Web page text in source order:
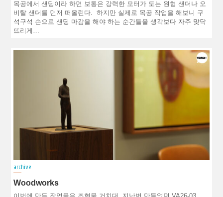
목공에서 샌딩이라 하면 보통은 강력한 모터가 도는 원형 샌더나 오
비탈 샌더를 먼저 떠올린다. 하지만 실제로 목공 작업을 해보니 구
석구석 손으로 샌딩 마감을 해야 하는 순간들을 생각보다 자주 맞닥
뜨리게…
archive
Woodworks